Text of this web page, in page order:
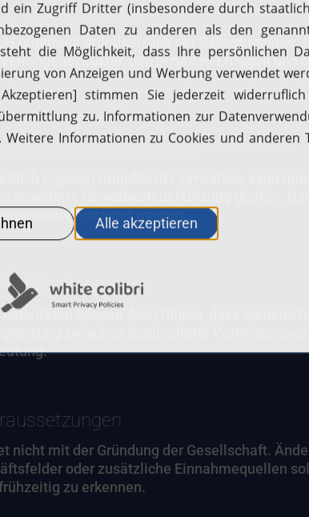
Gewerbesteuer
unterliegt grundsätzlich der Gewerbesteuer.
den erzielten Erträgen und
bei Immobilien
erweiterte Gewerbesteuerkürzung greifen.
entlastet werden.
Tätigkeiten
können dazu führen, dass
zwischen begünstigter
nicht mit der Gründung der Gesellschaft.
oder zusätzliche Einnahmequellen
zu erkennen.